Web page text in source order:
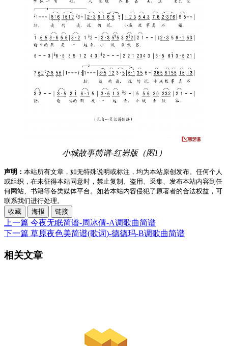
小城故事简谱-红岩版（图1）
声明： 本站所有文章，如无特殊说明或标注，均为本站原创发布。任何个人
或组织，在未征得本站同意时，禁止复制、盗用、采集、发布本站内容到任
何网站、书籍等各类媒体平台。如若本站内容侵犯了原著者的合法权益，可
联系我们进行处理。
收藏
海报 链接
上一篇 今夜无眠简谱-周冰倩-A调歌曲简谱
下一篇 草原夜色美简谱(歌词)-德德玛-B调歌曲简谱
相关文章